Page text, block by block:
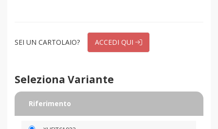
SEI UN CARTOLAIO? ACCEDI QUI
Seleziona Variante
Riferimento